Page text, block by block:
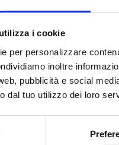
i cookie
per personalizzare
inoltre
pubblicità e social
dal tuo utilizzo dei loro
droga: è